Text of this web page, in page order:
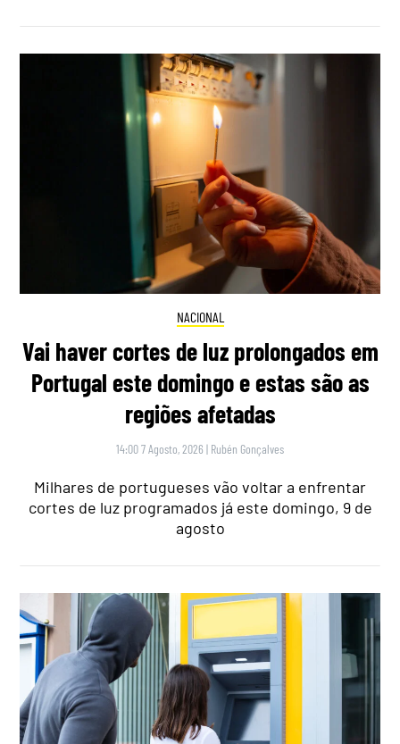
NACIONAL
Vai haver cortes de luz prolongados em
Portugal este domingo e estas são as
regiões afetadas
14:00 7 Agosto, 2026 | Rubén Gonçalves
Milhares de portugueses vão voltar a enfrentar
cortes de luz programados já este domingo, 9 de
agosto